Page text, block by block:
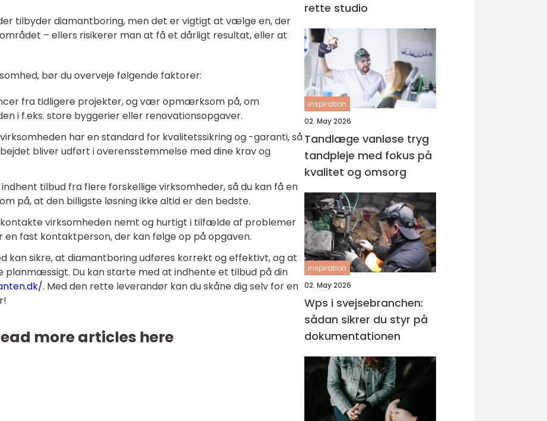
tilbyder diamantboring, men det er vigtigt at vælge en, der
– ellers risikerer man at få et dårligt resultat, eller at
bør du overveje følgende faktorer:
fra tidligere projekter, og vær opmærksom på, om
i f.eks. store byggerier eller renovationsopgaver.
har en standard for kvalitetssikring og -garanti, så
bliver udført i overensstemmelse med dine krav og
tilbud fra flere forskellige virksomheder, så du kan få en
på, at den billigste løsning ikke altid er den bedste.
kontakte virksomheden nemt og hurtigt i tilfælde af problemer
en fast kontaktperson, der kan følge op på opgaven.
kan sikre, at diamantboring udføres korrekt og effektivt, og at
Du kan starte med at indhente et tilbud på din
. Med den rette leverandør kan du skåne dig selv for en
more articles here
rette studio
inspiration
02. May 2026
Tandlæge vanløse tryg
tandpleje med fokus på
kvalitet og omsorg
inspiration
02. May 2026
Wps i svejsebranchen:
sådan sikrer du styr på
dokumentationen